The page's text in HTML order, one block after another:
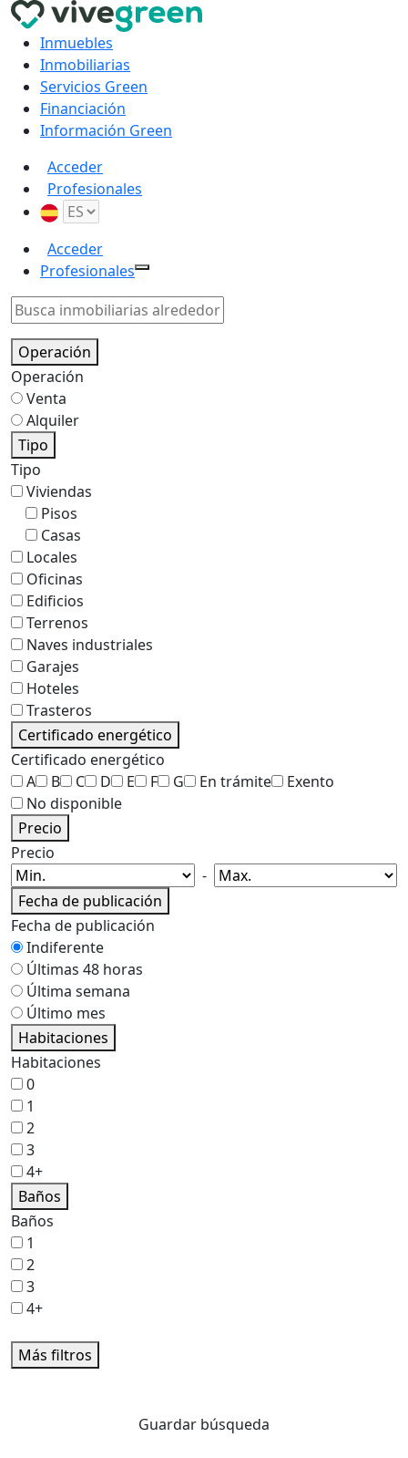
Inmuebles
Inmobiliarias
Servicios Green
Financiación
Información Green
Acceder
Profesionales
Acceder
Profesionales
Operación
Operación
Venta
Alquiler
Tipo
Tipo
Viviendas
Pisos
Casas
Locales
Oficinas
Edificios
Terrenos
Naves industriales
Garajes
Hoteles
Trasteros
Certificado energético
Certificado energético
A
B C D E F G En trámite
Exento
No disponible
Precio
Precio
-
Fecha de publicación
Fecha de publicación
Indiferente
Últimas 48 horas
Última semana
Último mes
Habitaciones
Habitaciones
0
1
2
3
4+
Baños
Baños
1
2
3
4+
Más filtros
Guardar búsqueda